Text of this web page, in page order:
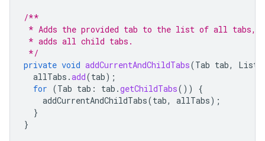
/**
* Adds the provided tab to the list of all tabs,
* adds all child tabs.
*/
private void addCurrentAndChildTabs(Tab tab,
allTabs .add(tab);
for (Tab tab : tab .getChildTabs())
{
addCurrentAndChildTabs(tab, allTabs);
}
}